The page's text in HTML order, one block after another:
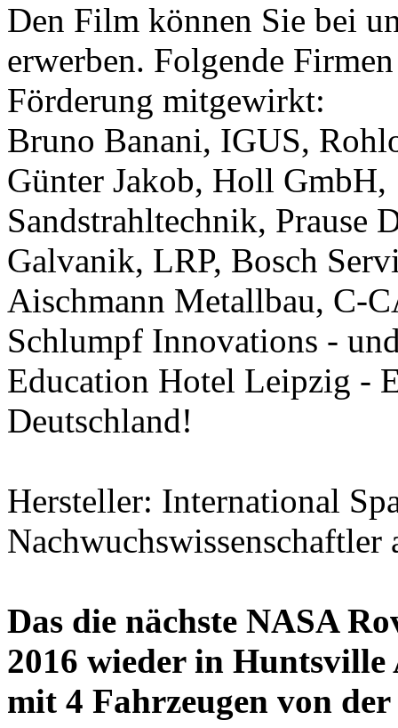
Den Film können Sie bei
erwerben. Folgende
Förderung mitgewirkt:
Bruno Banani, IGUS,
Günter Jakob, Holl
Sandstrahltechnik, Prause
Galvanik, LRP, Bosch
Aischmann Metallbau, C-
Schlumpf Innovations -
Education Hotel Leipzig -
Deutschland!
Hersteller: International
Nachwuchswissenschaftler
Das die nächste NASA
2016 wieder in
mit 4 Fahrzeugen von